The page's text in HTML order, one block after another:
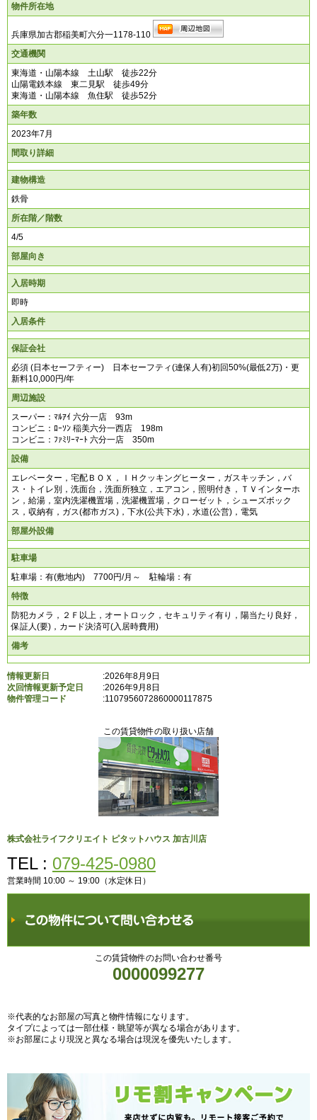
物件所在地
兵庫県加古郡稲美町六分一1178-110
交通機関
東海道・山陽本線 土山駅 徒歩22分
山陽電鉄本線 東二見駅 徒歩49分
東海道・山陽本線 魚住駅 徒歩52分
築年数
2023年7月
間取り詳細
建物構造
鉄骨
所在階／階数
4/5
部屋向き
入居時期
即時
入居条件
保証会社
必須 (日本セーフティー) 日本セーフティ(連保人有)初回50%(最低2万)・更
新料10,000円/年
周辺施設
スーパー：ﾏﾙｱｲ 六分一店 93m
コンビニ：ﾛｰｿﾝ 稲美六分一西店 198m
コンビニ：ﾌｧﾐﾘｰﾏｰﾄ 六分一店 350m
設備
エレベーター，宅配ＢＯＸ，ＩＨクッキングヒーター，ガスキッチン，バ
ス・トイレ別，洗面台，洗面所独立，エアコン，照明付き，ＴＶインターホ
ン，給湯，室内洗濯機置場，洗濯機置場，クローゼット，シューズボック
ス，収納有，ガス(都市ガス)，下水(公共下水)，水道(公営)，電気
部屋外設備
駐車場
駐車場：有(敷地内) 7700円/月～ 駐輪場：有
特徴
防犯カメラ，２Ｆ以上，オートロック，セキュリティ有り，陽当たり良好，
保証人(要)，カード決済可(入居時費用)
備考
情報更新日
:2026年8月9日
次回情報更新予定日
:2026年9月8日
物件管理コード
:1107956072860000117875
この賃貸物件の取り扱い店舗
株式会社ライフクリエイト ピタットハウス 加古川店
TEL : 079-425-0980
営業時間 10:00 ～ 19:00（水定休日）
この賃貸物件のお問い合わせ番号
0000099277
※代表的なお部屋の写真と物件情報になります。
タイプによっては一部仕様・眺望等が異なる場合があります。
※お部屋により現況と異なる場合は現況を優先いたします。